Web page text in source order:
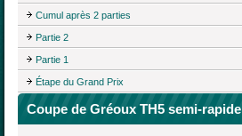
Cumul après 2 parties
Partie 2
Partie 1
Étape du Grand Prix
Coupe de Gréoux TH5 semi-rapide